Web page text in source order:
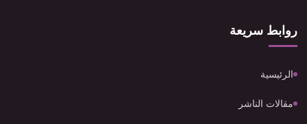
روابط سريعة
الرئيسية
مقالات الناشر